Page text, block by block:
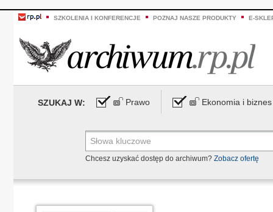
SZKOLENIA I KONFERENCJE POZNAJ NASZE PRODUKTY E-
SZUKAJ W: Prawo Ekonomia i biznes
Chcesz uzyskać dostęp do archiwum? Zobacz ofertę